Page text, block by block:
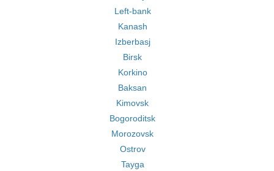
Left-bank
Kanash
Izberbasj
Birsk
Korkino
Baksan
Kimovsk
Bogoroditsk
Morozovsk
Ostrov
Tayga